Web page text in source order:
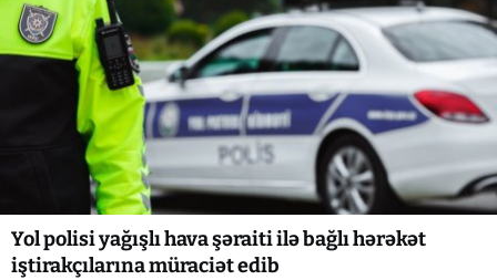
Yol polisi yağışlı hava şəraiti ilə bağlı hərəkət
iştirakçılarına müraciət edib